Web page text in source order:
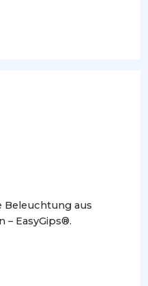
Beleuchtung aus
– EasyGips®.